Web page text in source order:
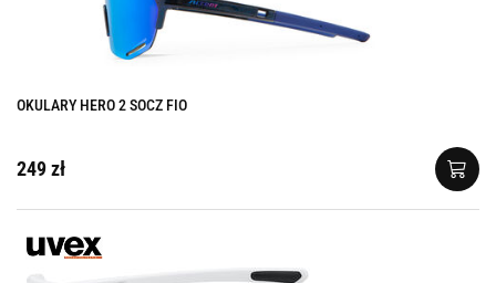
OKULARY HERO 2 SOCZ FIO
249 zł